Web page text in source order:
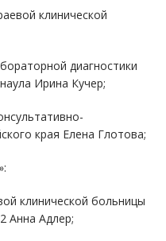
клинической
диагностики
Ирина Кучер;
края Елена Глотова;
клинической больницы
Анна Адлер;